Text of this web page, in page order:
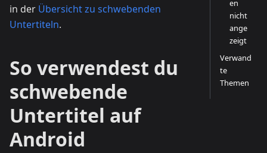
in der Übersicht zu schwebenden
Untertiteln.
So verwendest du
schwebende
Untertitel auf
Android
en
nicht
ange
zeigt
Verwand
te
Themen